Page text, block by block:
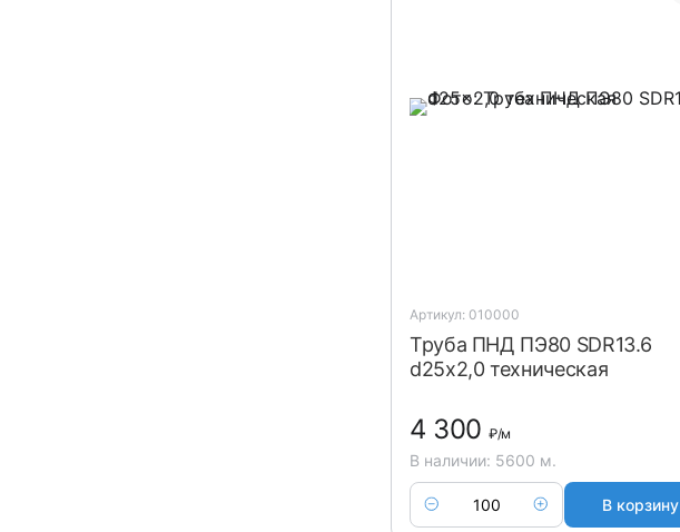
Артикул: 010000
Труба ПНД ПЭ80 SDR13.6
d25x2,0 техническая
4 300₽/м
В наличии: 5600 м.
В корзину